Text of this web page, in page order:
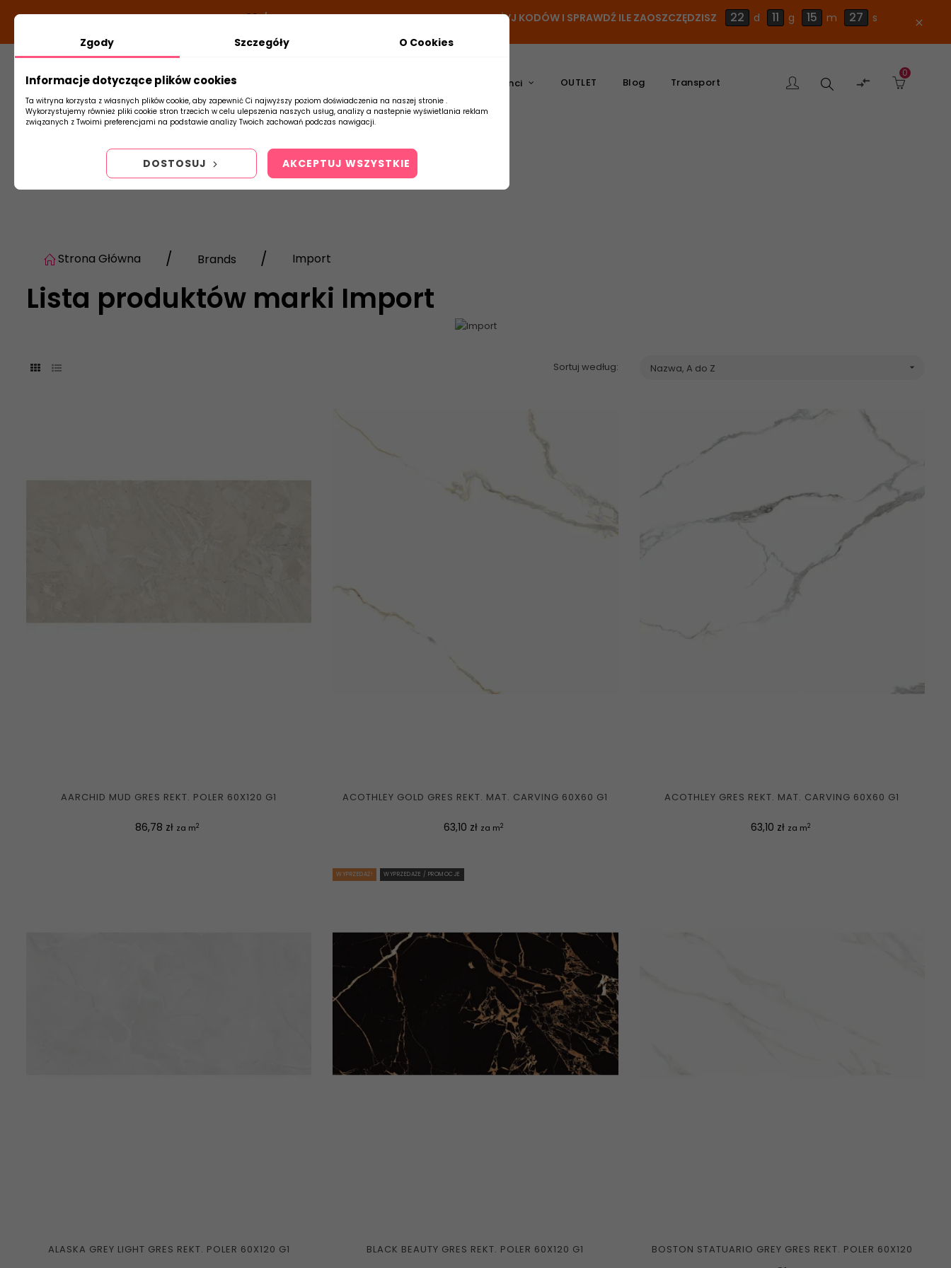
DODATKOWY RABAT Z KODEM:NEWLOOK26/TUBADZIN- DODAJ PRODUKT DO KOSZYKA, UŻYJ KODÓW I SPRAWDŹ ILE ZAOSZCZĘDZISZ 22 d 11 g 15 m 26 s close
Płytki Producenci OUTLET Blog Transport Szukaj 
0
Strona Główna Brands Import
Lista produktów marki Import
Sortuj według: Nazwa, A do Z 
AARCHID MUD GRES REKT. POLER 60X120 G1
Cena
86,78 zł za m2
ACOTHLEY GOLD GRES REKT. MAT. CARVING 60X60 G1
Cena
63,10 zł za m2
ACOTHLEY GRES REKT. MAT. CARVING 60X60 G1
Cena
63,10 zł za m2
ALASKA GREY LIGHT GRES REKT. POLER 60X120 G1
WYPRZEDAŻ! WYPRZEDAŻE / PROMOCJE
BLACK BEAUTY GRES REKT. POLER 60X120 G1
BOSTON STATUARIO GREY GRES REKT. POLER 60X120
Zgody Szczegóły O Cookies
Informacje dotyczące plików cookies
Ta witryna korzysta z własnych plików cookie, aby zapewnić Ci najwyższy poziom doświadczenia na naszej stronie .
Wykorzystujemy również pliki cookie stron trzecich w celu ulepszenia naszych usług, analizy a nastepnie wyświetlania reklam
związanych z Twoimi preferencjami na podstawie analizy Twoich zachowań podczas nawigacji.
DOSTOSUJ AKCEPTUJ WSZYSTKIE